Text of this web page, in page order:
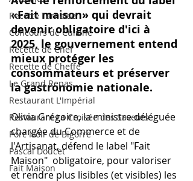
Recette Tarnaise
Concours de Cuisine
Recette de Chef
Recette de Cheffe
Le Grand Repas
Restaurant L'Impérial
Restaurant La Croisée des Saveurs
Porc Noir de Bigorre
Pascal Doucet
Fait Maison
«Fait maison» qui devrait
devenir obligatoire d'ici à
2025, le gouvernement entend
mieux protéger les
consommateurs et préserver
la gastronomie nationale.
Olivia Grégoire, la ministre déléguée
chargée du Commerce et de
l'Artisanat, défend le label "Fait
Maison"  obligatoire, pour valoriser
et rendre plus lisibles (et visibles) les